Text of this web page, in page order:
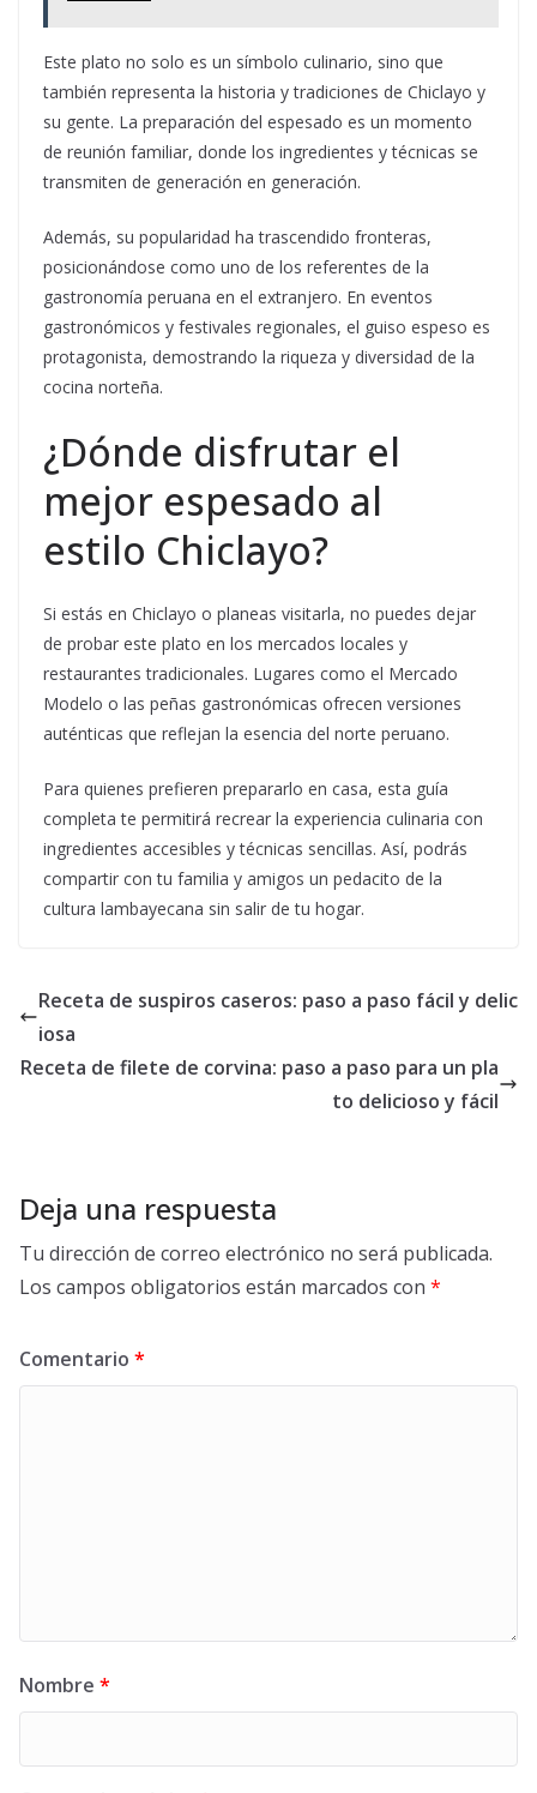
Este plato no solo es un símbolo culinario, sino que
también representa la historia y tradiciones de Chiclayo y
su gente. La preparación del espesado es un momento
de reunión familiar, donde los ingredientes y técnicas se
transmiten de generación en generación.
Además, su popularidad ha trascendido fronteras,
posicionándose como uno de los referentes de la
gastronomía peruana en el extranjero. En eventos
gastronómicos y festivales regionales, el guiso espeso es
protagonista, demostrando la riqueza y diversidad de la
cocina norteña.
¿Dónde disfrutar el
mejor espesado al
estilo Chiclayo?
Si estás en Chiclayo o planeas visitarla, no puedes dejar
de probar este plato en los mercados locales y
restaurantes tradicionales. Lugares como el Mercado
Modelo o las peñas gastronómicas ofrecen versiones
auténticas que reflejan la esencia del norte peruano.
Para quienes prefieren prepararlo en casa, esta guía
completa te permitirá recrear la experiencia culinaria con
ingredientes accesibles y técnicas sencillas. Así, podrás
compartir con tu familia y amigos un pedacito de la
cultura lambayecana sin salir de tu hogar.
Receta de suspiros caseros: paso a paso fácil y delic
iosa
Receta de filete de corvina: paso a paso para un pla
to delicioso y fácil
Deja una respuesta
Tu dirección de correo electrónico no será publicada.
Los campos obligatorios están marcados con *
Comentario *
Nombre *